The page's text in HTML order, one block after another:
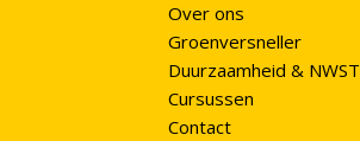
Over ons
Groenversneller
Duurzaamheid & NWST
Cursussen
Contact